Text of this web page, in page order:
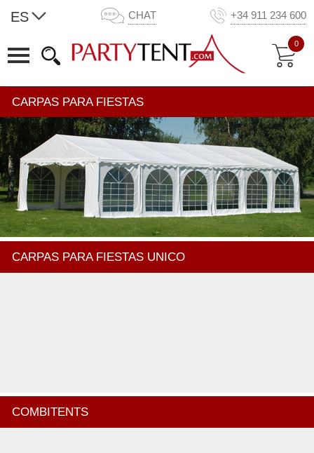
ES CHAT +34 911 234 600
0
CARPAS PARA FIESTAS
CARPAS PARA FIESTAS UNICO
COMBITENTS